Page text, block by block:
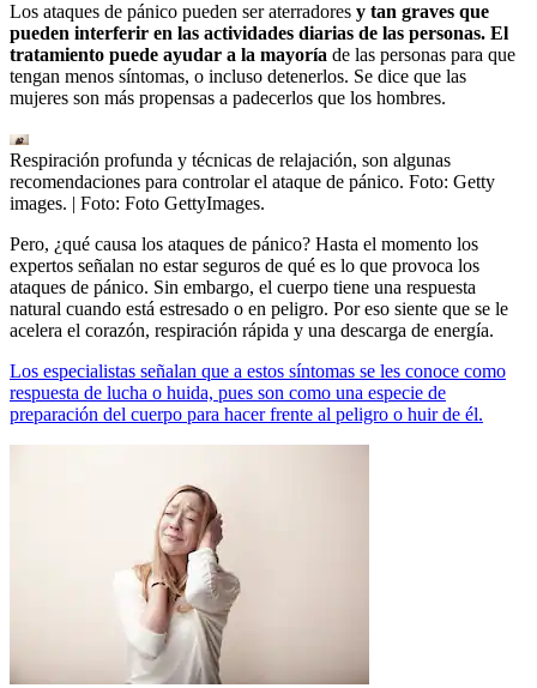
Los ataques de pánico pueden ser aterradores y tan graves que
pueden interferir en las actividades diarias de las personas. El
tratamiento puede ayudar a la mayoría de las personas para que
tengan menos síntomas, o incluso detenerlos. Se dice que las
mujeres son más propensas a padecerlos que los hombres.
Respiración profunda y técnicas de relajación, son algunas
recomendaciones para controlar el ataque de pánico. Foto: Getty
images. | Foto: Foto GettyImages.
Pero, ¿qué causa los ataques de pánico? Hasta el momento los
expertos señalan no estar seguros de qué es lo que provoca los
ataques de pánico. Sin embargo, el cuerpo tiene una respuesta
natural cuando está estresado o en peligro. Por eso siente que se le
acelera el corazón, respiración rápida y una descarga de energía.
Los especialistas señalan que a estos síntomas se les conoce como
respuesta de lucha o huida, pues son como una especie de
preparación del cuerpo para hacer frente al peligro o huir de él.